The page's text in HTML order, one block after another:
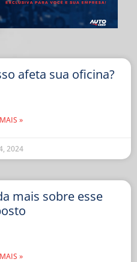
afeta sua oficina?
»
2024
mais sobre esse
»